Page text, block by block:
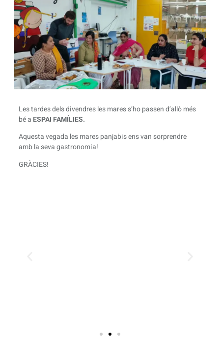
Les tardes dels divendres les mares s’ho passen d’allò més
bé a ESPAI FAMÍLIES.
Aquesta vegada les mares panjabis ens van sorprendre
amb la seva gastronomia!
GRÀCIES!